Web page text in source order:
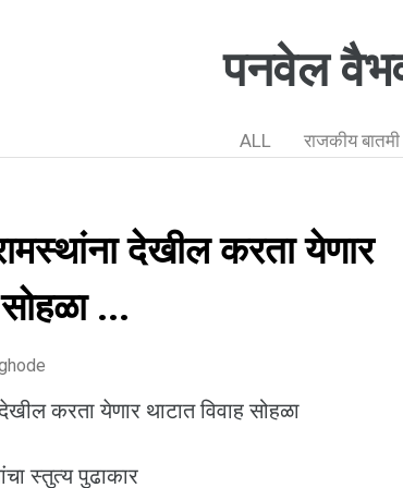
पनवेल
ALL राजकीय बातमी
देखील करता येणार
...
देखील करता येणार थाटात विवाह सोहळा
स्तुत्य पुढाकार